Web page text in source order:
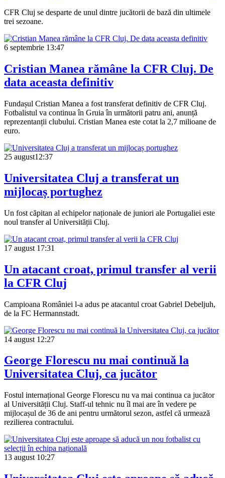
CFR Cluj se desparte de unul dintre jucătorii de bază din ultimele
trei sezoane.
6 septembrie 13:47
Cristian Manea rămâne la CFR Cluj. De
data aceasta definitiv
Fundașul Cristian Manea a fost transferat definitiv de CFR Cluj.
Fotbalistul va continua în Gruia în următorii patru ani, anunță
reprezentanții clubului. Cristian Manea este cotat la 2,7 milioane de
euro.
25 august12:37
Universitatea Cluj a transferat un
mijlocaș portughez
Un fost căpitan al echipelor naționale de juniori ale Portugaliei este
noul transfer al Universității Cluj.
17 august 17:31
Un atacant croat, primul transfer al verii
la CFR Cluj
Campioana României l-a adus pe atacantul croat Gabriel Debeljuh,
de la FC Hermannstadt.
14 august 12:27
George Florescu nu mai continuă la
Universitatea Cluj, ca jucător
Fostul internațional George Florescu nu va mai continua ca jucător
al Universității Cluj. Staff-ul tehnic nu îl mai are în vedere pe
mijlocașul de 36 de ani pentru următorul sezon, astfel că urmează
rezilierea contractului.
13 august 10:27